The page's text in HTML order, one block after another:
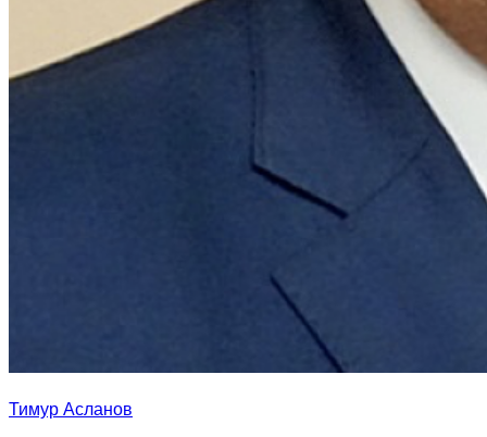
Тимур Асланов